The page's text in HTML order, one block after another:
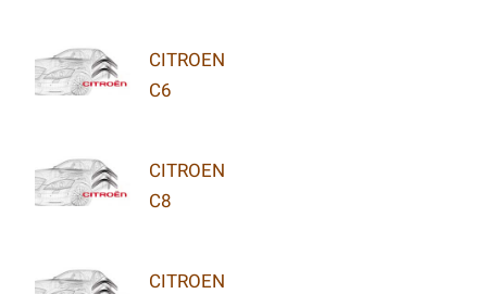
CITROEN
C6
CITROEN
C8
CITROEN